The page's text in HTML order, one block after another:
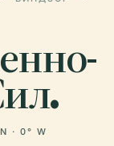
· 0° W